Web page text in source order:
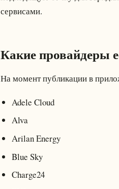
сервисами.
Какие провайдеры
На момент публикации в
Adele Cloud
Alva
Arilan Energy
Blue Sky
Charge24